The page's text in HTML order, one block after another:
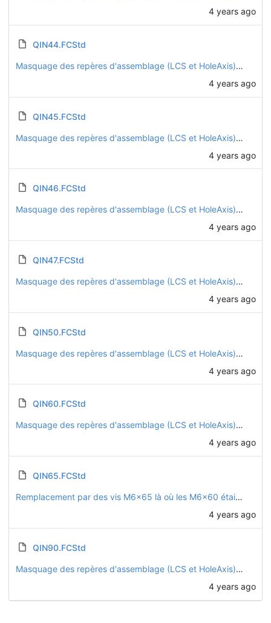
4 years ago
QIN44.FCStd
Masquage des repères d'assemblage (LCS et HoleAxis) sur toutes les pièces
4 years ago
QIN45.FCStd
Masquage des repères d'assemblage (LCS et HoleAxis) sur toutes les pièces
4 years ago
QIN46.FCStd
Masquage des repères d'assemblage (LCS et HoleAxis) sur toutes les pièces
4 years ago
QIN47.FCStd
Masquage des repères d'assemblage (LCS et HoleAxis) sur toutes les pièces
4 years ago
QIN50.FCStd
Masquage des repères d'assemblage (LCS et HoleAxis) sur toutes les pièces
4 years ago
QIN60.FCStd
Masquage des repères d'assemblage (LCS et HoleAxis) sur toutes les pièces
4 years ago
QIN65.FCStd
Remplacement par des vis M6x65 là où les M6x60 étaient trop courtes
4 years ago
QIN90.FCStd
Masquage des repères d'assemblage (LCS et HoleAxis) sur toutes les pièces
4 years ago